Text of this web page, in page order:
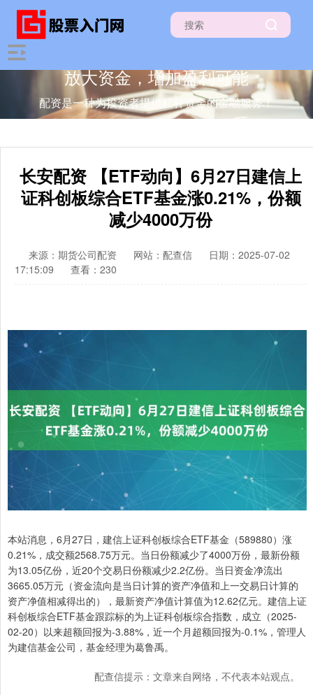
放大资金，增加盈利可能
配资是一种为投资者提供杠杆资金的金融服务！
长安配资 【ETF动向】6月27日建信上
证科创板综合ETF基金涨0.21%，份额
减少4000万份
来源：期货公司配资 网站：配查信
日期：2025-07-02
17:15:09
查看：230
本站消息，6月27日，建信上证科创板综合ETF基金（589880）涨
0.21%，成交额2568.75万元。当日份额减少了4000万份，最新份额
为13.05亿份，近20个交易日份额减少2.2亿份。当日资金净流出
3665.05万元（资金流向是当日计算的资产净值和上一交易日计算的
资产净值相减得出的），最新资产净值计算值为12.62亿元。建信上证
科创板综合ETF基金跟踪标的为上证科创板综合指数，成立（2025-
02-20）以来超额回报为-3.88%，近一个月超额回报为-0.1%，管理人
为建信基金公司，基金经理为葛鲁禹。
配查信提示：文章来自网络，不代表本站观点。